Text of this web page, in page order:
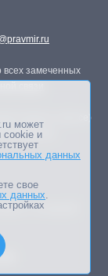
всех замеченных
(книгах, прессе)
редакции.
с позицией
может
cookie и
данных
свое
данных.